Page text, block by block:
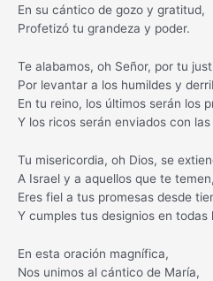
En su cántico de gozo y gratitud,
Profetizó tu grandeza y poder.
Te alabamos, oh Señor, por tu
Por levantar a los humildes y
En tu reino, los últimos serán los
Y los ricos serán enviados con
Tu misericordia, oh Dios, se
A Israel y a aquellos que te temen,
Eres fiel a tus promesas desde
Y cumples tus designios en todas
En esta oración magnífica,
Nos unimos al cántico de María,